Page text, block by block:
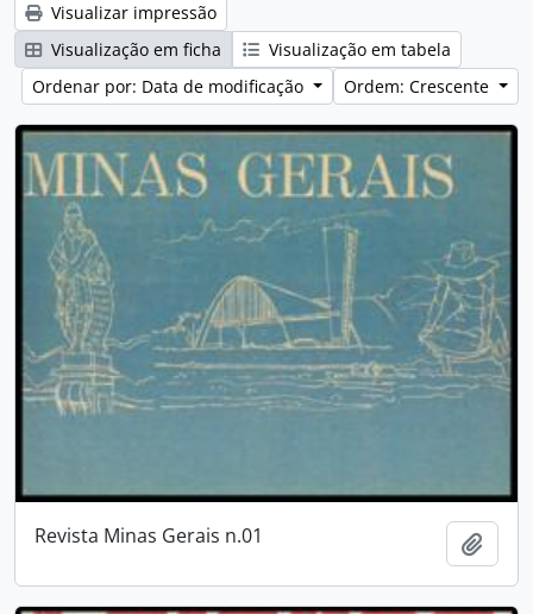
Visualizar impressão
Visualização em ficha
Visualização em tabela
Ordenar por: Data de modificação
Ordem: Crescente
Revista Minas Gerais n.01